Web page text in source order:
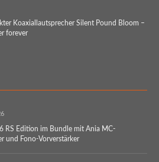
Koaxiallautsprecher Silent Pound Bloom –
forever
6 RS Edition im Bundle mit Ania MC-
und Fono-Vorverstärker